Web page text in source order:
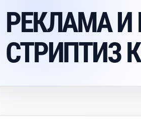
РЕКЛАМА
СТРИПТИЗ